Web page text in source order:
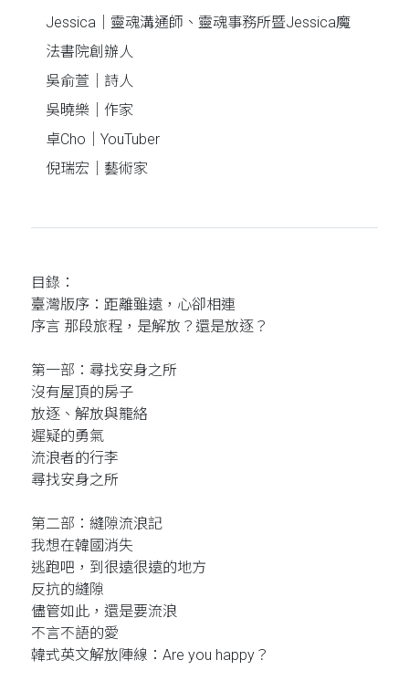
Jessica｜靈魂溝通師、靈魂事務所暨Jessica魔
法書院創辦人
吳俞萱｜詩人
吳曉樂｜作家
卓Cho｜YouTuber
倪瑞宏｜藝術家
目錄：
臺灣版序：距離雖遠，心卻相連
序言 那段旅程，是解放？還是放逐？
第一部：尋找安身之所
沒有屋頂的房子
放逐、解放與籠絡
遲疑的勇氣
流浪者的行李
尋找安身之所
第二部：縫隙流浪記
我想在韓國消失
逃跑吧，到很遠很遠的地方
反抗的縫隙
儘管如此，還是要流浪
不言不語的愛
韓式英文解放陣線：Are you happy？